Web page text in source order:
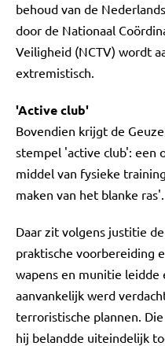
behoud van de
door de Nationaal
Veiligheid (NCTV) wordt
extremistisch.
'Active club'
Bovendien krijgt de
stempel 'active club': een
middel van fysieke
maken van het blanke ras'.
Daar zit volgens justitie
praktische voorbereiding
wapens en munitie leidde
aanvankelijk werd
terroristische plannen.
hij belandde uiteindelijk